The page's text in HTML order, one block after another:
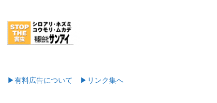
▶有料広告について ▶リンク集へ